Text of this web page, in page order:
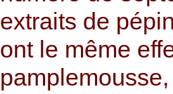
extraits de
ont le même